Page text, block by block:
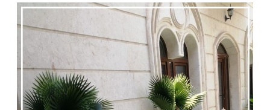
نصائح
مبتكرة
لتصميم
الحدائق
|
0560048269